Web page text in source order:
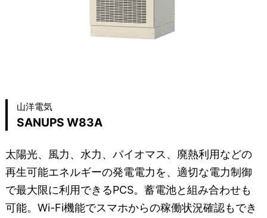
山洋電気
SANUPS W83A
太陽光、風力、水力、バイオマス、廃熱利用などの
再生可能エネルギーの発電電力を、適切な電力制御
で最大限に利用できるPCS。蓄電池と組み合わせも
可能。Wi-Fi機能でスマホからの稼働状況確認もでき